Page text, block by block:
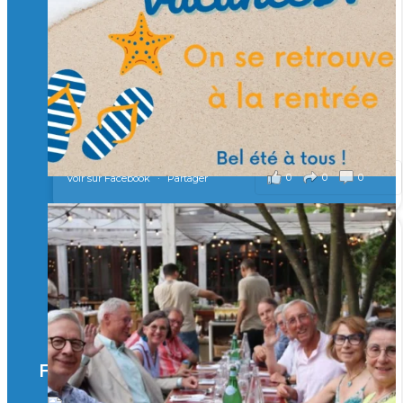
Merci à tous !
🎯 Taxe d’apprentissage 2026 : avec l'Isep, investissez pour
un numérique au service de l'humain !
À l’Isep, nous formons des ingénieurs, des bachelors, des
Mastères Spécialisés, qui allient excellence technologique et
valeurs humaines, au cœur de notre pro
...Voir plus
il y a 2 mois
0 0 0
Voir sur Facebook · Partager
🚀Afterwork à Genève 🚀
🥳 Le 22 avril dernier, 14 Alumni vivant / travaillant
en Suisse ont partagé un moment convivial de
retrouvailles et d'échanges !
Merci à tous pour votre présence et à Alexandre
CHEA pour l'organisation !
il y a 3 mois
Facebook